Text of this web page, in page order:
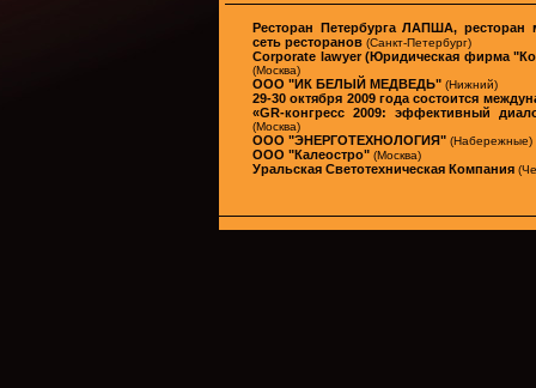
Ресторан Петербурга ЛАПША,
сеть ресторанов (Санкт-Петербург)
Corporate lawyer (Юридическая фирма
(Москва)
ООО "ИК БЕЛЫЙ МЕДВЕДЬ" (Нижний)
29-30 октября 2009 года состоится
«GR-конгресс 2009: эффективный
(Москва)
ООО "ЭНЕРГОТЕХНОЛОГИЯ" (Набережные)
ООО "Калеостро" (Москва)
Уральская Светотехническая Компания